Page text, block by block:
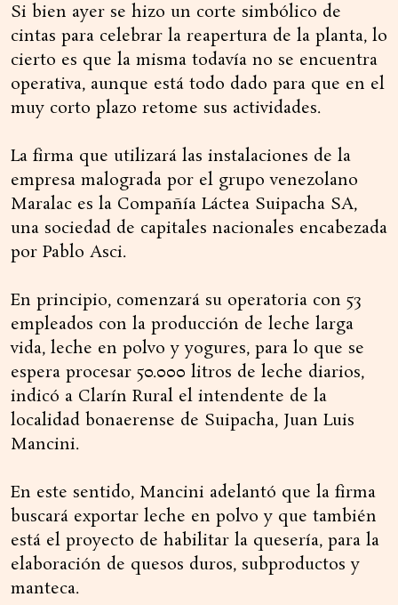
Si bien ayer se hizo un corte simbólico de
cintas para celebrar la reapertura de la planta, lo
cierto es que la misma todavía no se encuentra
operativa, aunque está todo dado para que en el
muy corto plazo retome sus actividades.
La firma que utilizará las instalaciones de la
empresa malograda por el grupo venezolano
Maralac es la Compañía Láctea Suipacha SA,
una sociedad de capitales nacionales encabezada
por Pablo Asci.
En principio, comenzará su operatoria con 53
empleados con la producción de leche larga
vida, leche en polvo y yogures, para lo que se
espera procesar 50.000 litros de leche diarios,
indicó a Clarín Rural el intendente de la
localidad bonaerense de Suipacha, Juan Luis
Mancini.
En este sentido, Mancini adelantó que la firma
buscará exportar leche en polvo y que también
está el proyecto de habilitar la quesería, para la
elaboración de quesos duros, subproductos y
manteca.